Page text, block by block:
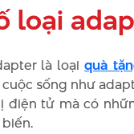
loại
là loạiquà
sống như
điện tử mà có